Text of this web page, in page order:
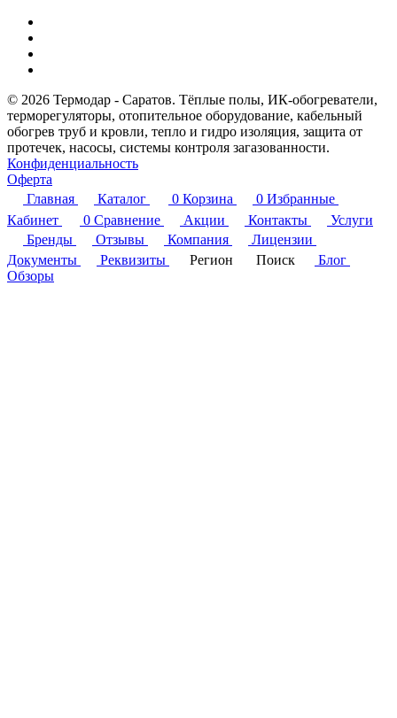
© 2026 Термодар - Саратов. Тёплые полы, ИК-обогреватели,
терморегуляторы, отопительное оборудование, кабельный
обогрев труб и кровли, тепло и гидро изоляция, защита от
протечек, насосы, системы контроля загазованности.
Конфиденциальность
Оферта
Главная
Каталог 0 Корзина 0 Избранные
Кабинет
0 Сравнение Акции Контакты
Услуги
Бренды
Отзывы Компания
Лицензии
Документы
Реквизиты Регион Поиск
Блог
Обзоры